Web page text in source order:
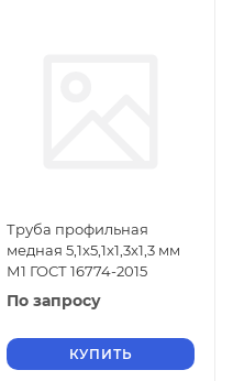
Труба профильная
медная 5,1x5,1x1,3x1,3 мм
М1 ГОСТ 16774-2015
По запросу
КУПИТЬ